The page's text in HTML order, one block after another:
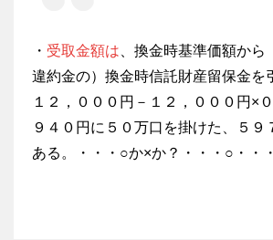
・ 受取金額は 、換金時基準価額から
違約金の）換金時信託財産留保金を
１２，０００円－１２，０００円×
９４０円に５０万口を掛けた、５９
ある。・・・○か×か？・・・○・・